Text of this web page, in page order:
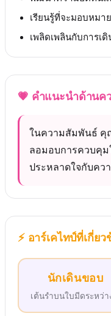
เรียนรู้ที่จะมอบหมา
เพลิดเพลินกับการเ
💗 คำแนะนำด้านค
ในความสัมพันธ์ คุ
ลอมอบการควบคุ
ประหลาดใจกับคว
⚡ อาร์เคไทป์ที่เกี่ยว
นักเดินขอบ
เต้นรำบนใบมีดระหว่า